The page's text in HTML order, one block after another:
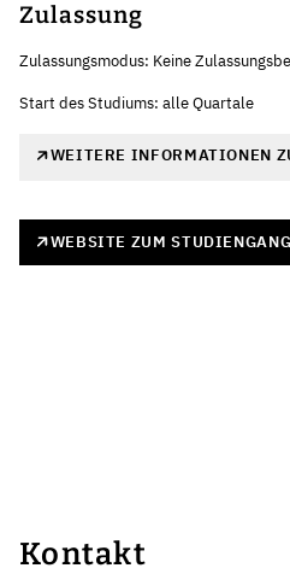
Zulassung
Zulassungsmodus: Keine
Start des Studiums: alle Quartale
WEITERE INFORMATIONEN
WEBSITE ZUM STUDIENGANG
Kontakt